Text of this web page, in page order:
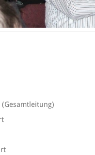
(Gesamtleitung)